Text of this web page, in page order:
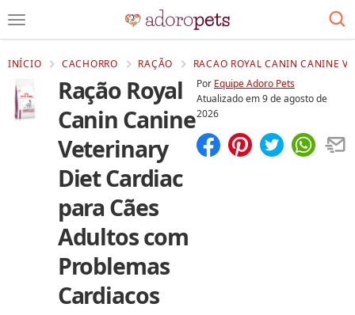
INÍCIO CACHORRO RAÇÃO RACAO ROYAL CANIN CANINE
Ração Royal
Canin Canine
Veterinary
Diet Cardiac
para Cães
Adultos com
Problemas
Cardiacos
Por Equipe Adoro Pets
Atualizado em9 de agosto de
2026